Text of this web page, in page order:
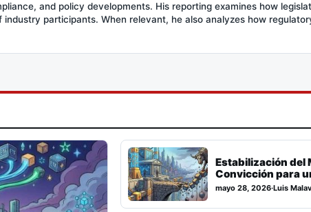
and policy developments. His reporting examines how
participants. When relevant, he also analyzes how
Estabilización del
Convicción para
mayo 28, 2026·Luis